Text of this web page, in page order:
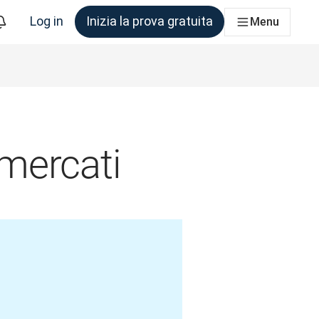
ne ha bisogno
Log in Inizia la prova gratuita Menu